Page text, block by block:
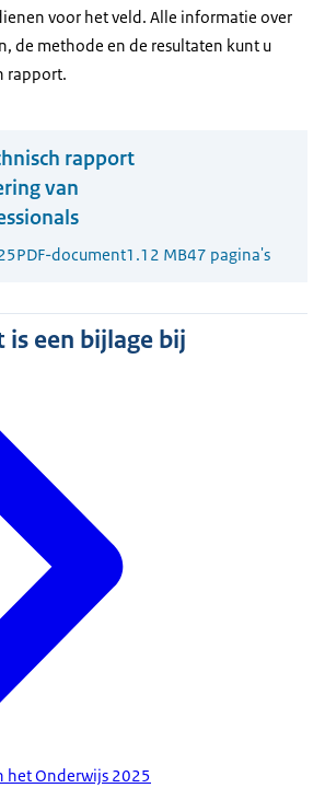
voor het veld. Alle informatie over
de methode en de resultaten kunt u
rapport.
rapport
van
PDF-document1.12 MB47 pagina's
een bijlage bij
het Onderwijs 2025